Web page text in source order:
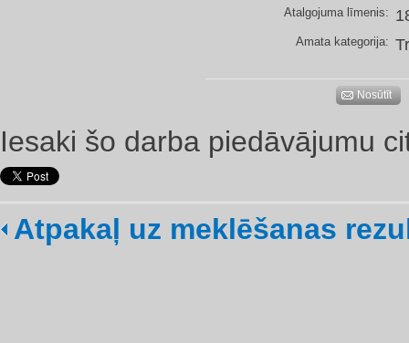
Atalgojuma līmenis:
Amata kategorija:
Nosūtīt
Iesaki šo darba piedāvājumu
Atpakaļ uz meklēšanas